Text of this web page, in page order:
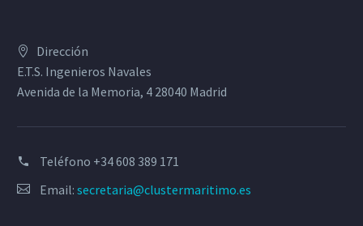
Dirección
E.T.S. Ingenieros Navales
Avenida de la Memoria, 4 28040 Madrid
Teléfono +34 608 389 171
Email: secretaria@clustermaritimo.es